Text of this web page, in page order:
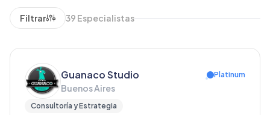
Filtrar 39 Especialistas
Guanaco Studio Platinum
Buenos Aires
Consultoría y Estrategia